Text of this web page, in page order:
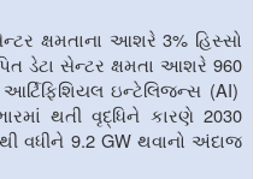
ક્ષમતાના આશરે3% હિસ્સો
ડેટા સેન્ટર ક્ષમતા આશરે 960
આર્ટિફિશિયલ ઇન્ટેલિજન્સ (AI)
થતી વૃદ્ધિને કારણે 2030
વધીને 9.2 GW થવાનો અંદાજ